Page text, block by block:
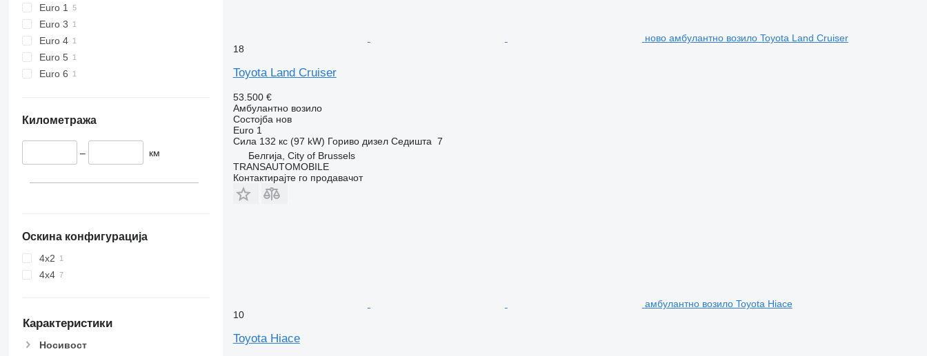
Euro 1
Euro 3
Euro 4
Euro 5
Euro 6
Километража
– км
Оскина конфигурација
4x2
4x4
Карактеристики
Носивост
ново амбулантно возило Toyota Land Cruiser
18
Toyota Land Cruiser
53.500 €
Амбулантно возило
Состојба нов
Euro 1
Сила 132 кс (97 kW) Гориво дизел Седишта 7
Белгија, City of Brussels
TRANSAUTOMOBILE
Контактирајте го продавачот
амбулантно возило Toyota Hiace
10
Toyota Hiace